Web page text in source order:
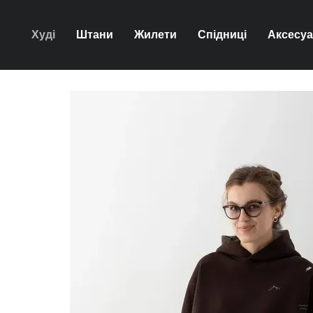
Худі Штани Жилети Спідниці